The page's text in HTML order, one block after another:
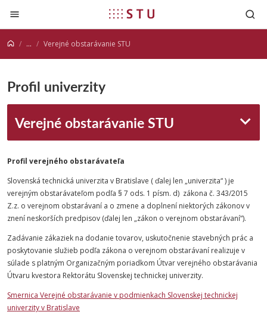
Prejsť na obsah
... Verejné obstarávanie STU
Profil univerzity
Verejné obstarávanie STU
Profil verejného obstarávateľa
Slovenská technická univerzita v Bratislave ( ďalej len „univerzita“ ) je
verejným obstarávateľom podľa § 7 ods. 1 písm. d) zákona č. 343/2015
Z.z. o verejnom obstarávaní a o zmene a doplnení niektorých zákonov v
znení neskorších predpisov (ďalej len „zákon o verejnom obstarávaní“).
Zadávanie zákaziek na dodanie tovarov, uskutočnenie stavebných prác a
poskytovanie služieb podľa zákona o verejnom obstarávaní realizuje v
súlade s platným Organizačným poriadkom Útvar verejného obstarávania
Útvaru kvestora Rektorátu Slovenskej technickej univerzity.
Smernica Verejné obstarávanie v podmienkach Slovenskej technickej
univerzity v Bratislave